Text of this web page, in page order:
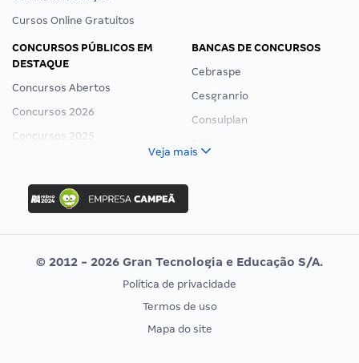
Cursos Online Gratuitos
CONCURSOS PÚBLICOS EM
DESTAQUE
Concursos Abertos
Concursos 2026
Concursos 2025
Concurso Nacional Unificado
Concurso Ibama
Concurso MPU
Editais publicados
BANCAS DE CONCURSOS
Cebraspe
Cesgranrio
Consulplan
Vunesp
CONCURSOS POR PROFISSÃO
EXAME DE ORDEM
Veja mais
© 2012 - 2026 Gran Tecnologia e Educação S/A.
Política de privacidade
Termos de uso
Mapa do site